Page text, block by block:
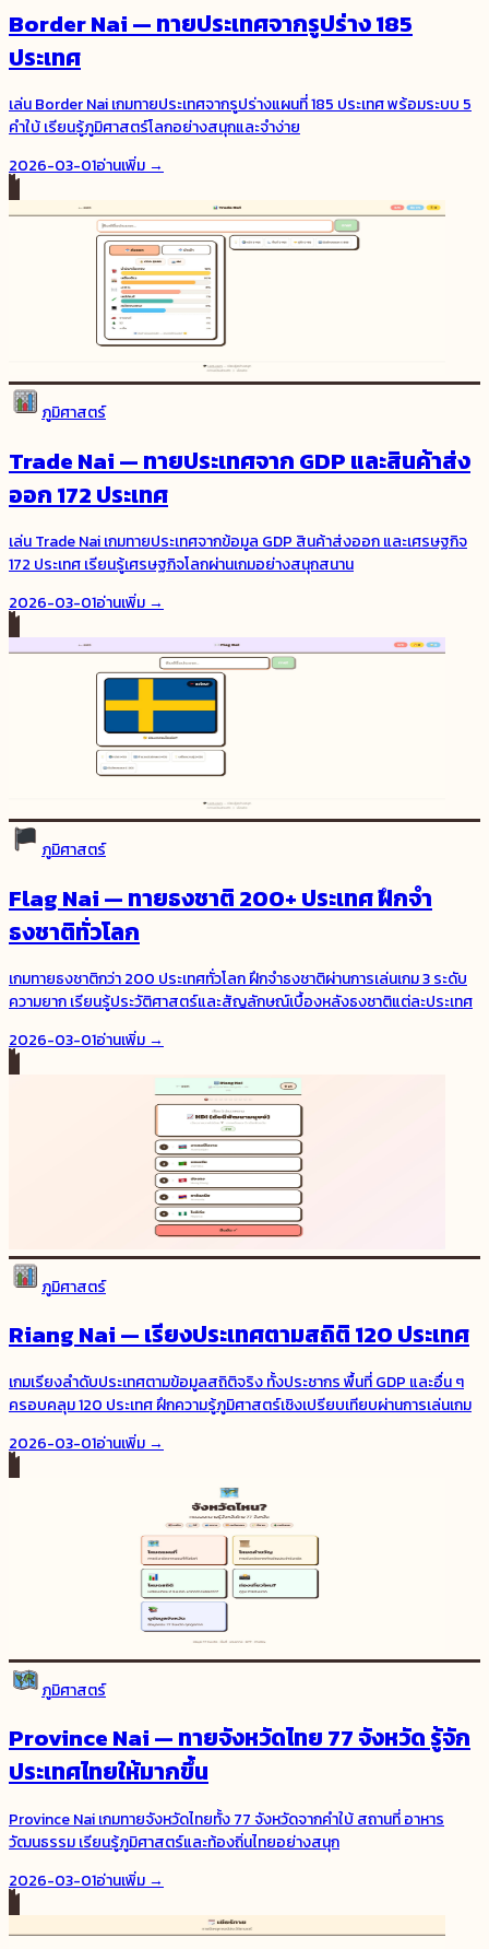
Border Nai — ทายประเทศจากรูปร่าง 185
ประเทศ
เล่น Border Nai เกมทายประเทศจากรูปร่างแผนที่ 185 ประเทศ พร้อมระบบ 5
คำใบ้ เรียนรู้ภูมิศาสตร์โลกอย่างสนุกและจำง่าย
2026-03-01อ่านเพิ่ม →
ภูมิศาสตร์
Trade Nai — ทายประเทศจาก GDP และสินค้าส่ง
ออก 172 ประเทศ
เล่น Trade Nai เกมทายประเทศจากข้อมูล GDP สินค้าส่งออก และเศรษฐกิจ
172 ประเทศ เรียนรู้เศรษฐกิจโลกผ่านเกมอย่างสนุกสนาน
2026-03-01อ่านเพิ่ม →
ภูมิศาสตร์
Flag Nai — ทายธงชาติ 200+ ประเทศ ฝึกจำ
ธงชาติทั่วโลก
เกมทายธงชาติกว่า 200 ประเทศทั่วโลก ฝึกจำธงชาติผ่านการเล่นเกม 3 ระดับ
ความยาก เรียนรู้ประวัติศาสตร์และสัญลักษณ์เบื้องหลังธงชาติแต่ละประเทศ
2026-03-01อ่านเพิ่ม →
ภูมิศาสตร์
Riang Nai — เรียงประเทศตามสถิติ 120 ประเทศ
เกมเรียงลำดับประเทศตามข้อมูลสถิติจริง ทั้งประชากร พื้นที่ GDP และอื่น ๆ
ครอบคลุม 120 ประเทศ ฝึกความรู้ภูมิศาสตร์เชิงเปรียบเทียบผ่านการเล่นเกม
2026-03-01อ่านเพิ่ม →
ภูมิศาสตร์
Province Nai — ทายจังหวัดไทย 77 จังหวัด รู้จัก
ประเทศไทยให้มากขึ้น
Province Nai เกมทายจังหวัดไทยทั้ง 77 จังหวัดจากคำใบ้ สถานที่ อาหาร
วัฒนธรรม เรียนรู้ภูมิศาสตร์และท้องถิ่นไทยอย่างสนุก
2026-03-01อ่านเพิ่ม →